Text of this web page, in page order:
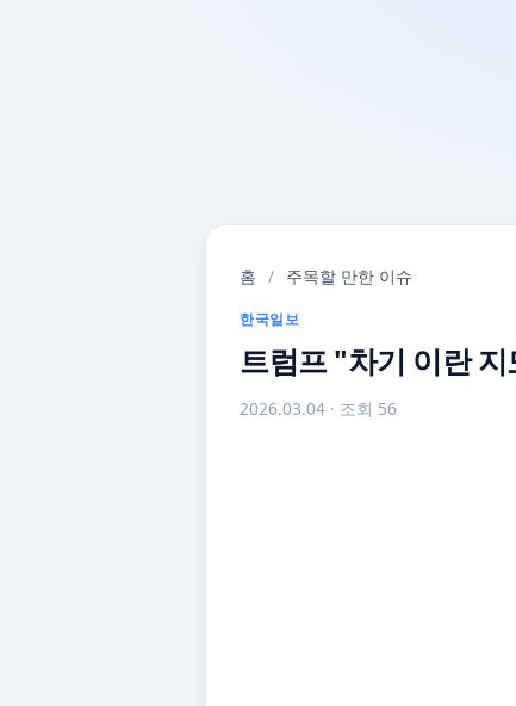
홈 / 주목할 만한 이슈
한국일보
트럼프 "차기 이란
2026.03.04 · 조회 56